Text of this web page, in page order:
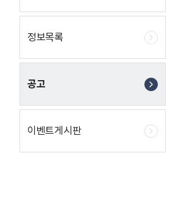
정보목록
공고
이벤트게시판